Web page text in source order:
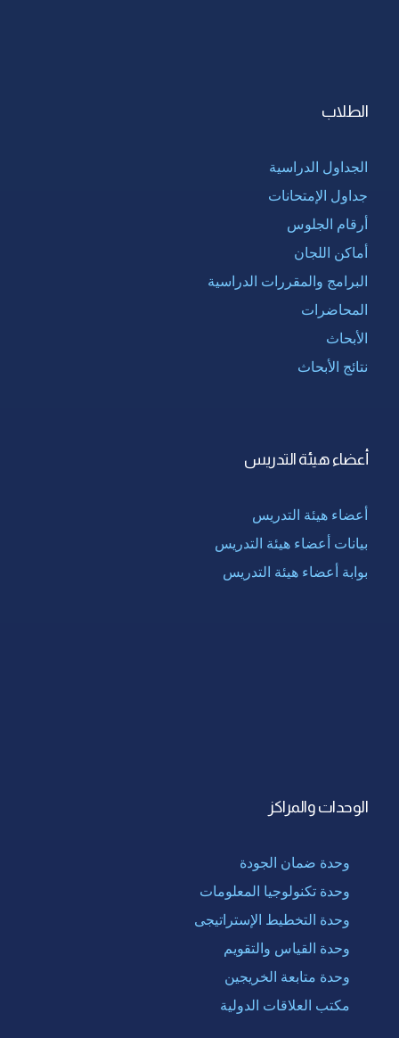
الطلاب
الجداول الدراسية
جداول الإمتحانات
أرقام الجلوس
أماكن اللجان
البرامج والمقررات الدراسية
المحاضرات
الأبحاث
نتائج الأبحاث
أعضاء هيئة التدريس
أعضاء هيئة التدريس
بيانات أعضاء هيئة التدريس
بوابة أعضاء هيئة التدريس
الوحدات والمراكز
وحدة ضمان الجودة
وحدة تكنولوجيا المعلومات
وحدة التخطيط الإستراتيجى
وحدة القياس والتقويم
وحدة متابعة الخريجين
مكتب العلاقات الدولية